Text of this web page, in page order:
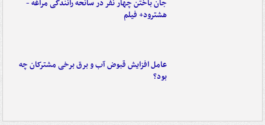
جان باختن چهار نفر در سانحه رانندگی مراغه -
هشترود+ فیلم
عامل افزایش قبوض آب و برق برخی مشترکان چه
بود؟